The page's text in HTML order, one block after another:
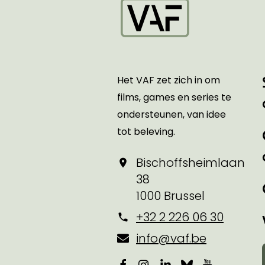
Het VAF zet zich in om
films, games en series te
ondersteunen, van idee
tot beleving.
Bischoffsheimlaan
38
1000 Brussel
+32 2 226 06 30
info@vaf.be